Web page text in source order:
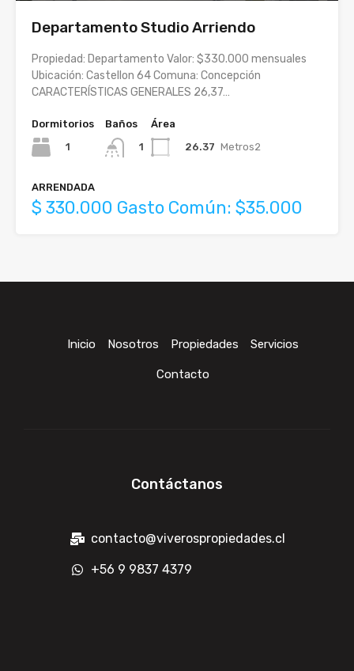
Departamento Studio Arriendo
Propiedad: Departamento Valor: $330.000 mensuales
Ubicación: Castellon 64 Comuna: Concepción
CARACTERÍSTICAS GENERALES 26,37…
Dormitorios
1
Baños
1
Área
26.37 Metros2
ARRENDADA
$ 330.000 Gasto Común: $35.000
Inicio Nosotros Propiedades Servicios
Contacto
Contáctanos
contacto@viverospropiedades.cl
+56 9 9837 4379